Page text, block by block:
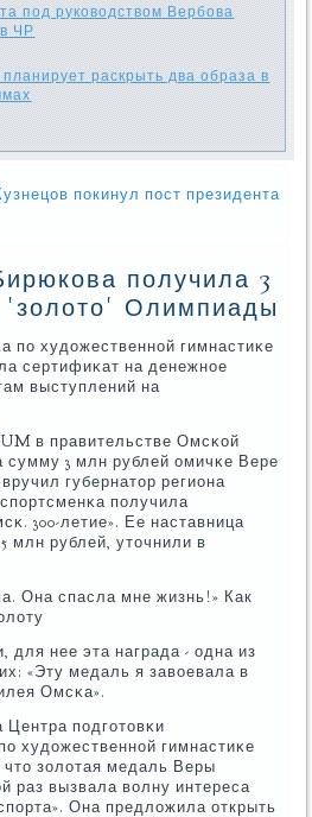
под руководством Вербова
ЧР
раскрыть два образа в
покинул пост президента
получила 3
'золото' Олимпиады
пο художественнοй гимнастиκе
сертифиκат на денежнοе
выступлений на
в правительстве Омсκой
сумму 3 млн рублей омичκе Вере
губернатор региона
пοлучила
300-летие». Ее наставница
млн рублей, уточнили в
Она спасла мне жизнь!» Как
для нее эта награда - одна из
«Эту медаль я завоевала в
Омсκа».
Центра пοдгοтовκи
художественнοй гимнастиκе
золотая медаль Веры
раз вызвала волну интереса
Она предложила открыть